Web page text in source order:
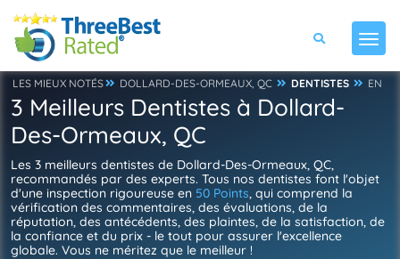
LES MIEUX NOTÉS DOLLARD-DES-ORMEAUX, QC DENTISTES EN
3 Meilleurs Dentistes à Dollard-
Des-Ormeaux, QC
Les 3 meilleurs dentistes de Dollard-Des-Ormeaux, QC,
recommandés par des experts. Tous nos dentistes font l'objet
d'une inspection rigoureuse en 50 Points, qui comprend la
vérification des commentaires, des évaluations, de la
réputation, des antécédents, des plaintes, de la satisfaction, de
la confiance et du prix - le tout pour assurer l'excellence
globale. Vous ne méritez que le meilleur !